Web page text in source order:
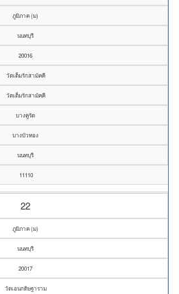
ภูมิภาค (ม)
นนทบุรี
20016
วัดเต็มรักสามัคคี
วัดเต็มรักสามัคคี
บางคูรัด
บางบัวทอง
นนทบุรี
11110
22
ภูมิภาค (ม)
นนทบุรี
20017
วัดเอนกดิษฐาราม